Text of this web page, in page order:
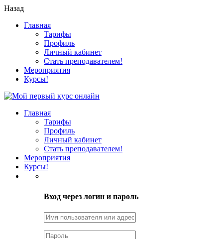
Назад
Главная
Тарифы
Профиль
Личный кабинет
Стать преподавателем!
Мероприятия
Курсы!
Главная
Тарифы
Профиль
Личный кабинет
Стать преподавателем!
Мероприятия
Курсы!
Вход через логин и пароль